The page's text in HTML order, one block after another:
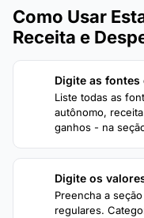
Como Usar
Receita e
Digite as fontes
Liste todas as
autônomo,
ganhos - na
Digite os
Preencha a
regulares.